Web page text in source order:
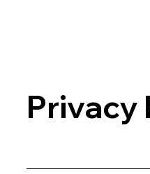
Privacy